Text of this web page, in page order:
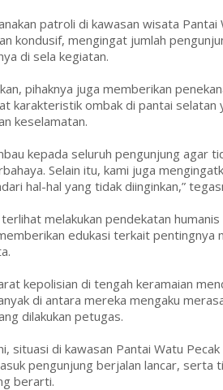
patroli di kawasan wisata
kondusif, mengingat jumlah
di sela kegiatan.
pihaknya juga memberikan
karakteristik ombak di pantai
keselamatan.
kepada seluruh pengunjung agar
Selain itu, kami juga
hal-hal yang tidak diinginkan,”
melakukan pendekatan
edukasi terkait pentingnya
kepolisian di tengah keramaian
di antara mereka mengaku
dilakukan petugas.
situasi di kawasan Pantai Watu
pengunjung berjalan lancar, serta
berarti.